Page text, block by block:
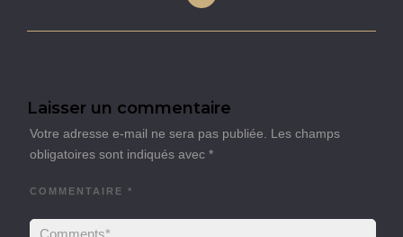
Laisser un commentaire
Votre adresse e-mail ne sera pas publiée.
Les champs
obligatoires sont indiqués avec *
COMMENTAIRE *